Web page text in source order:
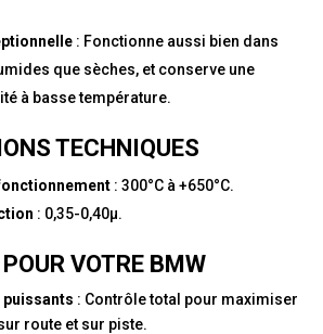
: Fonctionne aussi bien dans
que sèches, et conserve une
à basse température.
TECHNIQUES
: 300°C à +650°C.
: 0,35-0,40μ.
VOTRE BMW
puissants : Contrôle total pour maximiser
route et sur piste.